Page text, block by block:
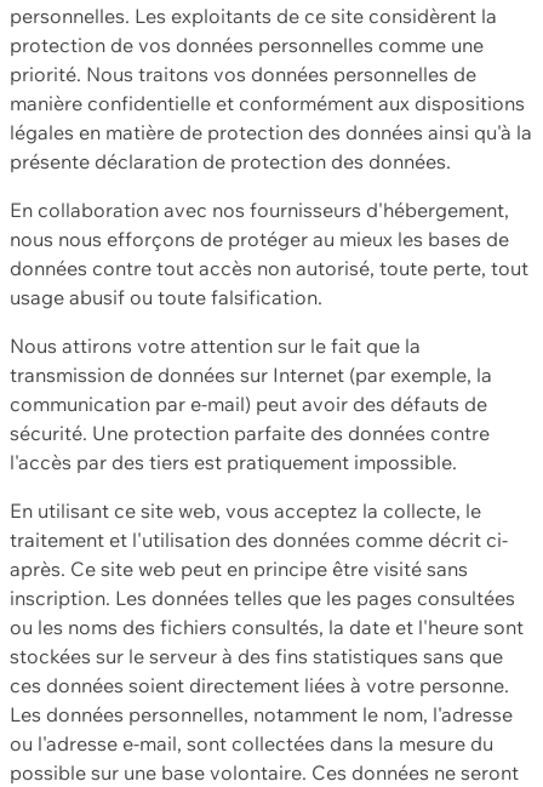
personnelles. Les exploitants de ce site considèrent la
protection de vos données personnelles comme une
priorité. Nous traitons vos données personnelles de
manière confidentielle et conformément aux dispositions
légales en matière de protection des données ainsi qu'à la
présente déclaration de protection des données.
En collaboration avec nos fournisseurs d'hébergement,
nous nous efforçons de protéger au mieux les bases de
données contre tout accès non autorisé, toute perte, tout
usage abusif ou toute falsification.
Nous attirons votre attention sur le fait que la
transmission de données sur Internet (par exemple, la
communication par e-mail) peut avoir des défauts de
sécurité. Une protection parfaite des données contre
l'accès par des tiers est pratiquement impossible.
En utilisant ce site web, vous acceptez la collecte, le
traitement et l'utilisation des données comme décrit ci-
après. Ce site web peut en principe être visité sans
inscription. Les données telles que les pages consultées
ou les noms des fichiers consultés, la date et l'heure sont
stockées sur le serveur à des fins statistiques sans que
ces données soient directement liées à votre personne.
Les données personnelles, notamment le nom, l'adresse
ou l'adresse e-mail, sont collectées dans la mesure du
possible sur une base volontaire. Ces données ne seront